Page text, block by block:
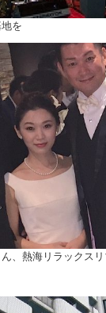
を
、熱海リラックス